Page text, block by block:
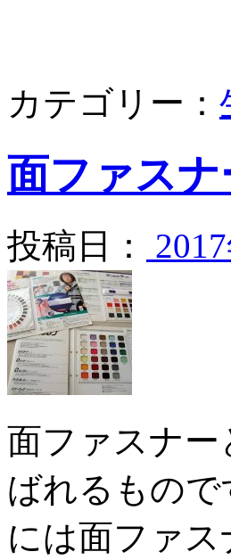
カテゴリー：
面ファス
投稿日：
面ファスナ
ばれるもの
には面ファ